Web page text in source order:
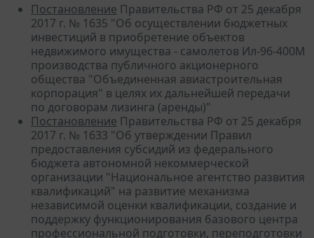
Постановление Правительства РФ от 25 декабря
2017 г. № 1635 "Об осуществлении бюджетных
инвестиций в приобретение объектов
недвижимого имущества - самолетов Ил-96-400М
производства публичного акционерного
общества "Объединенная авиастроительная
корпорация" в целях их дальнейшей передачи
по договорам лизинга (аренды)"
Постановление Правительства РФ от 25 декабря
2017 г. № 1633 "Об утверждении Правил
предоставления субсидий из федерального
бюджета автономной некоммерческой
организации "Национальное агентство развития
квалификаций" на развитие механизма
независимой оценки квалификации, создание и
поддержку функционирования базового центра
профессиональной подготовки, переподготовки